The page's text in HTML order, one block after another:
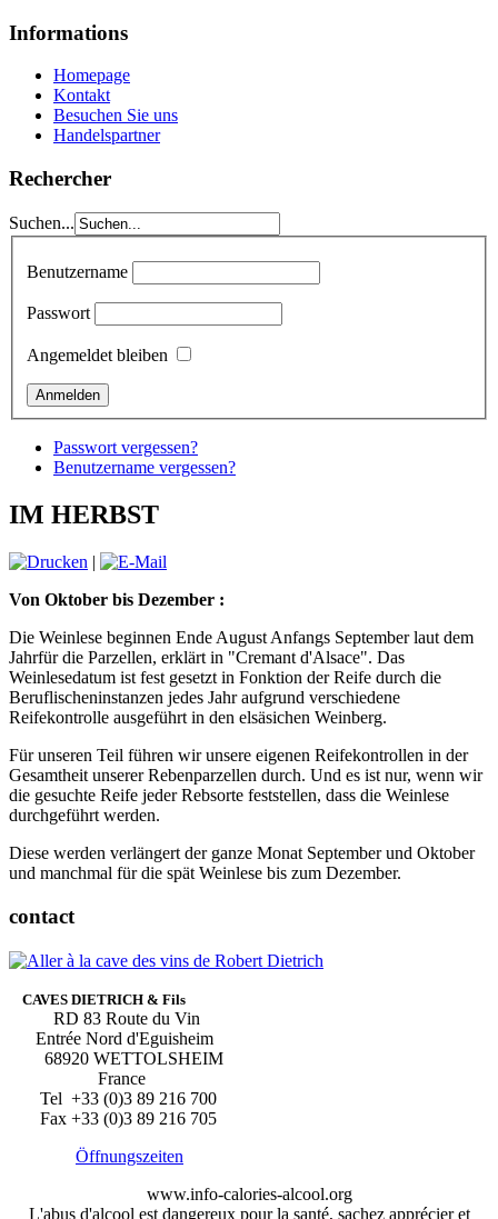
Informations
Homepage
Kontakt
Besuchen Sie uns
Handelspartner
Rechercher
Suchen...
Benutzername
Passwort
Angemeldet bleiben
Passwort vergessen?
Benutzername vergessen?
IM HERBST
|
Von Oktober bis Dezember :
Die Weinlese beginnen Ende August Anfangs September laut dem
Jahrfür die Parzellen, erklärt in "Cremant d'Alsace". Das
Weinlesedatum ist fest gesetzt in Fonktion der Reife durch die
Beruflischeninstanzen jedes Jahr aufgrund verschiedene
Reifekontrolle ausgeführt in den elsäsichen Weinberg.
Für unseren Teil führen wir unsere eigenen Reifekontrollen in der
Gesamtheit unserer Rebenparzellen durch. Und es ist nur, wenn wir
die gesuchte Reife jeder Rebsorte feststellen, dass die Weinlese
durchgeführt werden.
Diese werden verlängert der ganze Monat September und Oktober
und manchmal für die spät Weinlese bis zum Dezember.
contact
CAVES DIETRICH & Fils
RD 83 Route du Vin
Entrée Nord d'Eguisheim
68920 WETTOLSHEIM
France
Tel +33 (0)3 89 216 700
Fax +33 (0)3 89 216 705
Öffnungszeiten
www.info-calories-alcool.org
L'abus d'alcool est dangereux pour la santé, sachez apprécier et